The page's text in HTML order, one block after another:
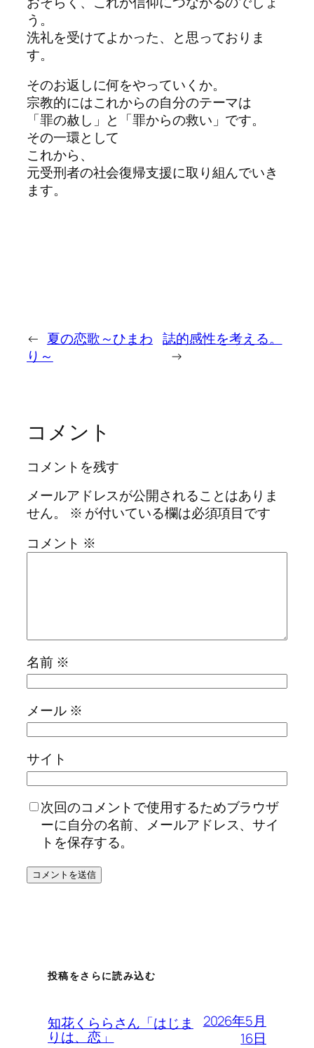
う。
洗礼を受けてよかった、と思っておりま
す。
そのお返しに何をやっていくか。
宗教的にはこれからの自分のテーマは
「罪の赦し」と「罪からの救い」です。
その一環として
これから、
元受刑者の社会復帰支援に取り組んでいき
ます。
← 夏の恋歌～ひまわ
り～
誌的感性を考える。
→
コメント
コメントを残す
メールアドレスが公開されることはありま
せん。
※ が付いている欄は必須項目です
コメント ※
名前 ※
メール ※
サイト
次回のコメントで使用するためブラウザ
ーに自分の名前、メールアドレス、サイ
トを保存する。
投稿をさらに読み込む
知花くららさん「はじま
りは、恋」
2026年5月
16日